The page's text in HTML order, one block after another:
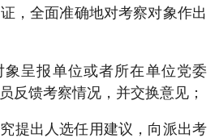
，全面准确地对考察对象作出
象呈报单位或者所在单位党委
反馈考察情况，并交换意见；
究提出人选任用建议，向派出考